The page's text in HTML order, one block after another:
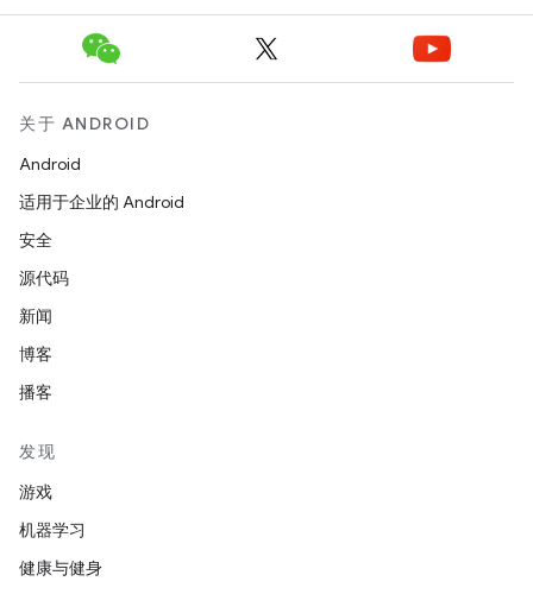
关于 ANDROID
Android
适用于企业的 Android
安全
源代码
新闻
博客
播客
发现
游戏
机器学习
健康与健身